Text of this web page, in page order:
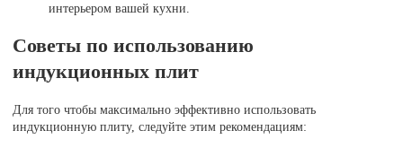
интерьером вашей кухни.
Советы по использованию
индукционных плит
Для того чтобы максимально эффективно использовать
индукционную плиту, следуйте этим рекомендациям: